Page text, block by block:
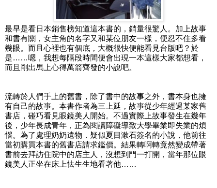
最早是看日本銷售榜知道這本書的，銷量很驚人。加上故事
和書有關，女主角的名字又和某位朋友一樣，便忍不住多看
幾眼。而且心裡也有個底，大概很快便能看見台版吧？於
是……嗯，我想每隔段時間便會出現一本這樣大家都想看，
而且剛出馬上心得萬箭齊發的小說吧。
流轉於人們手上的舊書，除了書中的故事之外，書本身也擁
有自己的故事。本書作者為三上延，故事從少年經過某家舊
書店，碰巧看見眼鏡美人開始。不過實際上故事發生在幾年
後，少年長成青年，正為閱讀障礙導致大學畢業即失業的煩
惱。為了處理奶奶遺物．疑似夏目漱石簽名的小說，他前往
當初購買本書的舊書店請求鑑價。結果轉啊轉竟然變成帶著
書前去拜訪住院中的店主人，沒想到門一打開，當年那位眼
鏡美人正坐在床上怯生生地看著他……